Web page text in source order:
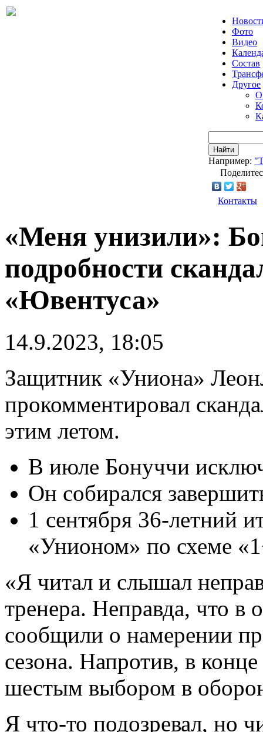
Фото
Видео
Состав
Другое
О
Найти
Например:
Контакты
«Меня унизили»:
подробности
«Ювентуса»
14.9.2023, 18:05
Защитник «Униона»
прокомментировал
этим летом.
В июле Бонуччи
Он собирался
1 сентября 36-летний
«Унионом» по схеме
«Я читал и слышал
тренера. Неправда, что в
сообщили о намерении
сезона. Напротив, в
шестым выбором в
Я что-то подозревал, но